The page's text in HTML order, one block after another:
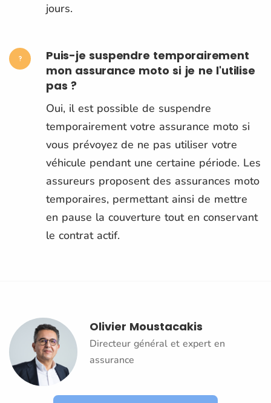
jours.
Puis-je suspendre temporairement
mon assurance moto si je ne l'utilise
pas ?
Oui, il est possible de suspendre
temporairement votre assurance moto si
vous prévoyez de ne pas utiliser votre
véhicule pendant une certaine période. Les
assureurs proposent des assurances moto
temporaires, permettant ainsi de mettre
en pause la couverture tout en conservant
le contrat actif.
Olivier Moustacakis
Directeur général et expert en
assurance